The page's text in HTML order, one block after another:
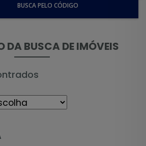
BUSCA PELO CÓDIGO
DA BUSCA DE IMÓVEIS